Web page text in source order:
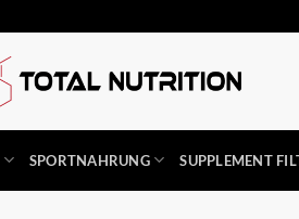
SPORTNAHRUNG SUPPLEMENT